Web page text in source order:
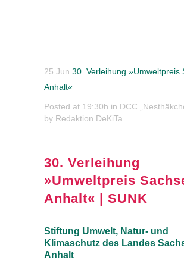
25 Jun 30. Verleihung »Umweltpreis
Anhalt«
Posted at 19:30h in DCC
by Redaktion DeKiTa
30. Verleihung
»Umweltpreis
Anhalt« | SUNK
Stiftung Umwelt, Natur- und
Klimaschutz des Landes
Anhalt